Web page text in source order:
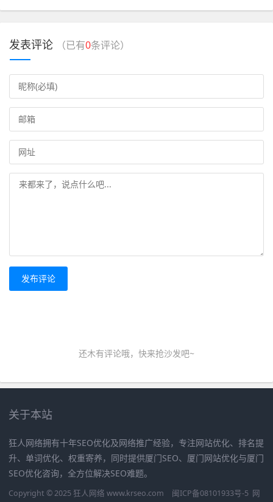
发表评论 （已有0条评论）
发布评论
还木有评论哦，快来抢沙发吧~
关于本站
狂人网络拥有十年SEO优化及网络推广经验，专注网站优化、排名提
升、单词优化、权重寄养，同时提供厦门SEO、厦门网站优化与厦门
SEO优化咨询，全方位解决SEO难题。
Copyright © 2025 狂人网络 www.krseo.com 闽ICP备08101933号-5 网